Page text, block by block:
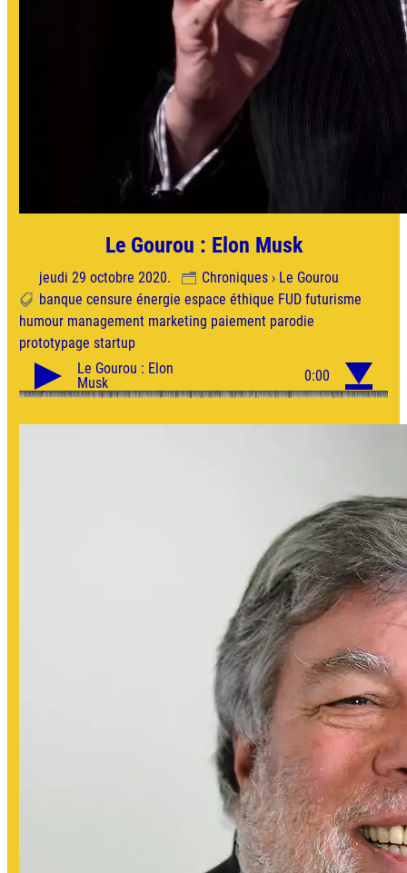
Le Gourou : Elon Musk
jeudi 29 octobre 2020.
Chroniques › Le Gourou
banque censure énergie espace éthique FUD futurisme
humour management marketing paiement parodie
prototypage startup